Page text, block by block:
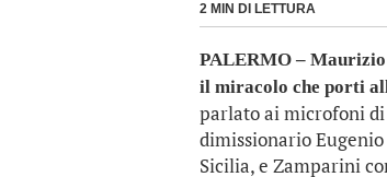
2 MIN DI LETTURA
PALERMO –
il miracolo che porti
parlato ai microfoni di
dimissionario
Sicilia, e Zamparini